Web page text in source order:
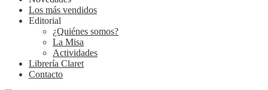
Los más vendidos
Editorial
¿Quiénes somos?
La Misa
Actividades
Librería Claret
Contacto